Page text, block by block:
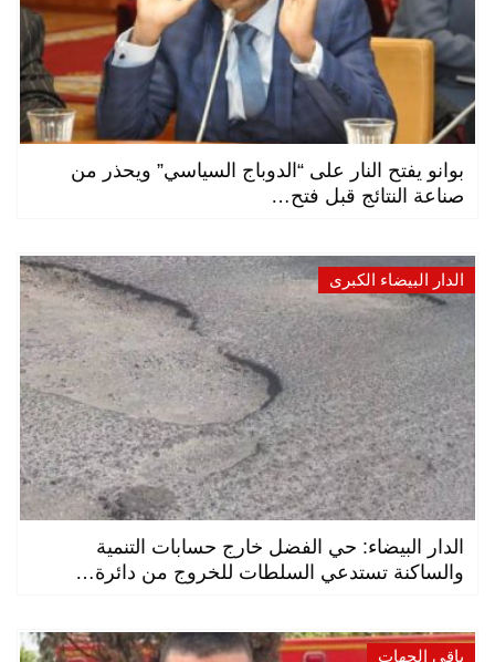
بوانو يفتح النار على “الدوباج السياسي” ويحذر من
صناعة النتائج قبل فتح…
الدار البيضاء الكبرى
الدار البيضاء: حي الفضل خارج حسابات التنمية
والساكنة تستدعي السلطات للخروج من دائرة…
باقي الجهات